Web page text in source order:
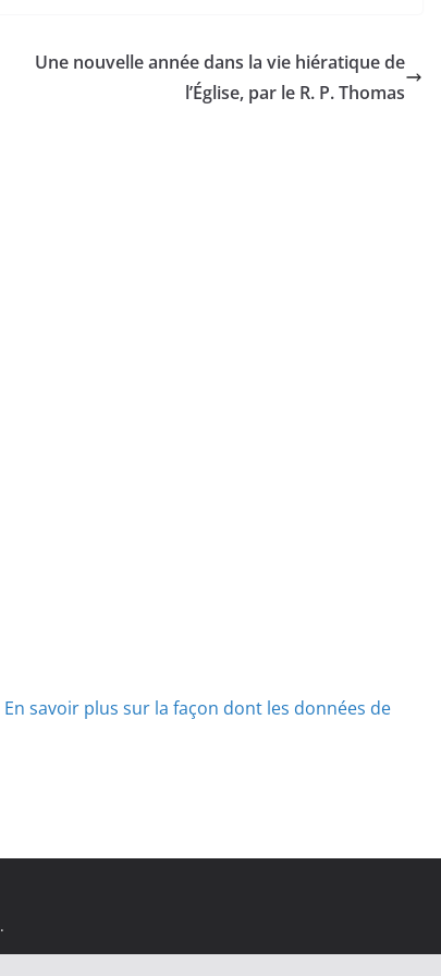
Une nouvelle année dans la vie hiératique de
l’Église, par le R. P. Thomas
En savoir plus sur la façon dont les données de
.